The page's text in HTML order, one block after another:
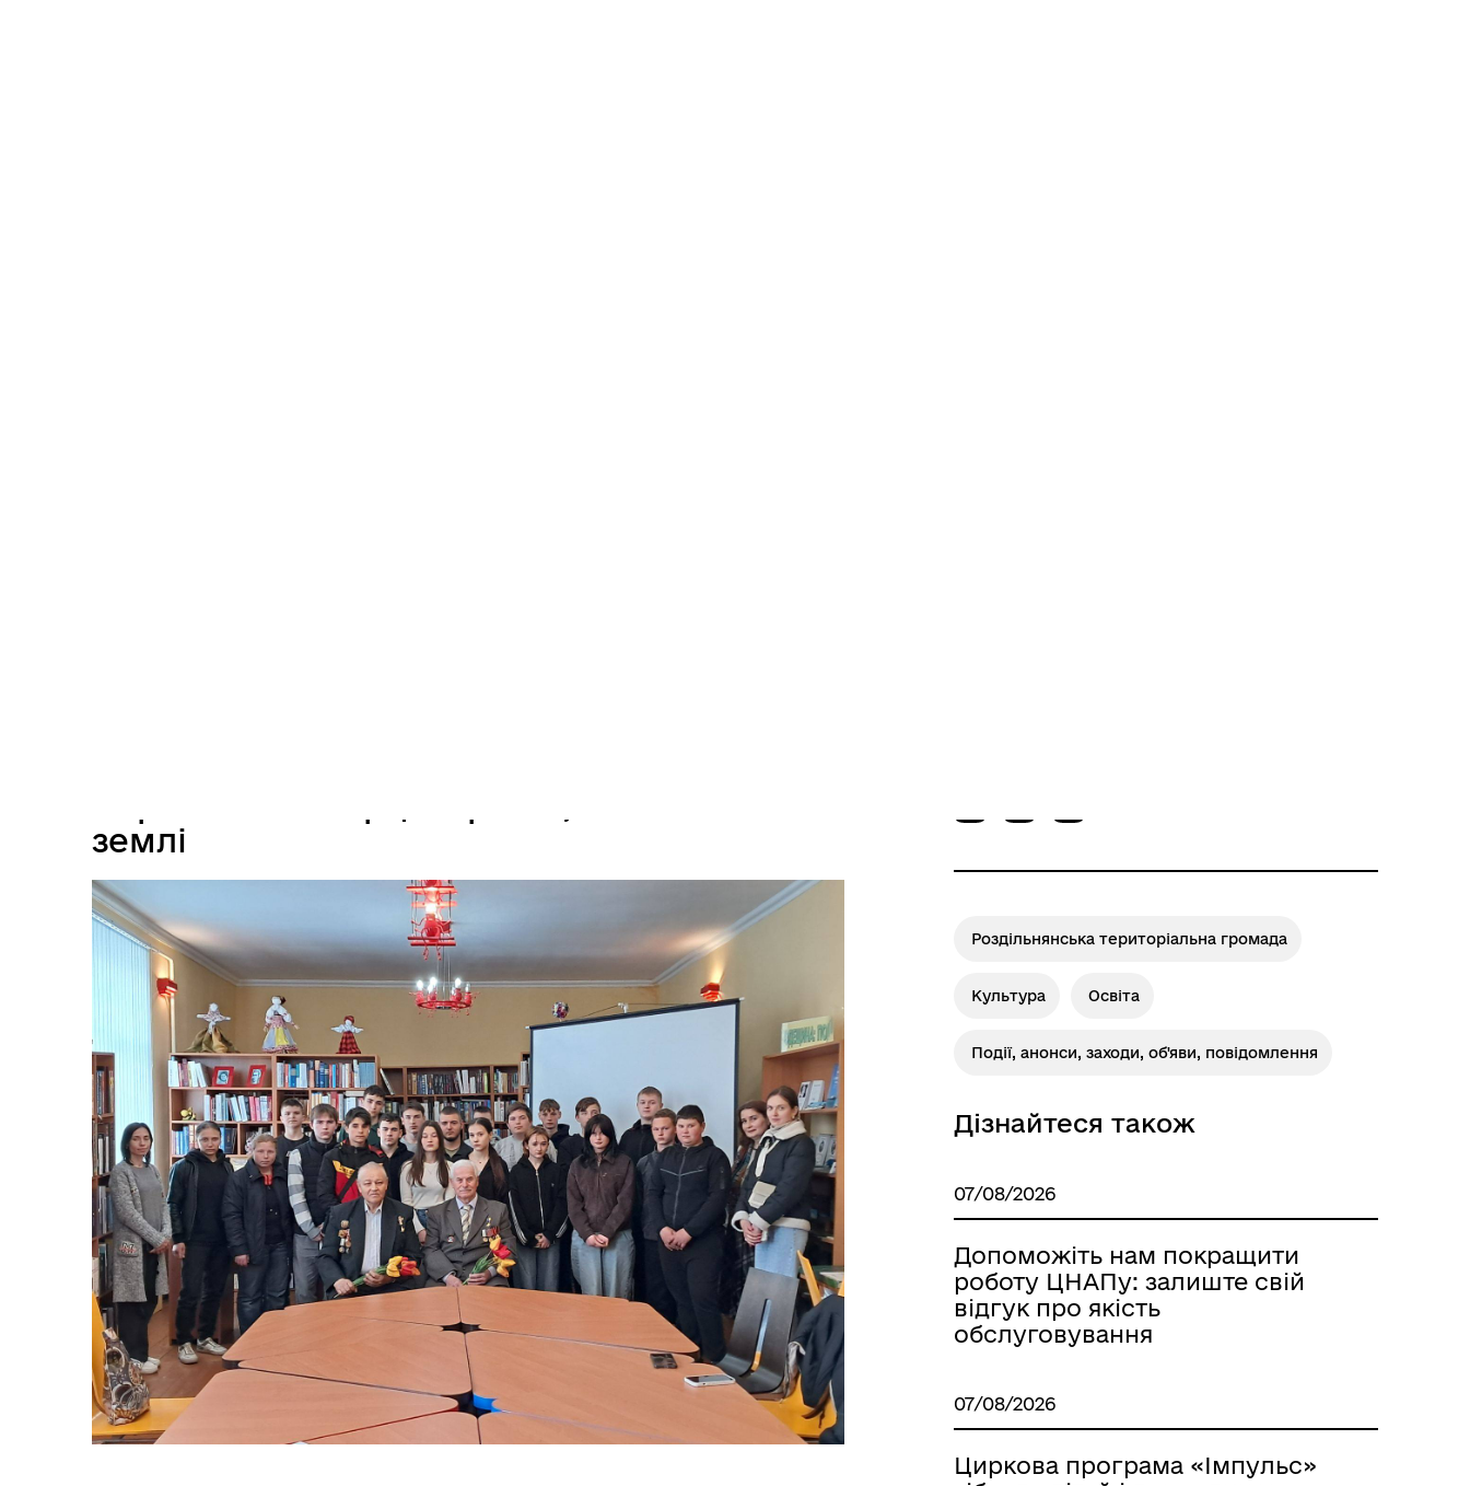
Засідання виконавчого
комітету
Рада безбар’єрності Учасникам бойових дій
Розклад автобусів Роздільна-
землі
Роздільнянська територіальна громада
Культура Освіта
Події, анонси, заходи, об'яви, повідомлення
Дізнайтеся також
07/08/2026
Допоможіть нам покращити
роботу ЦНАПу: залиште свій
відгук про якість
обслуговування
07/08/2026
Циркова програма «Імпульс»